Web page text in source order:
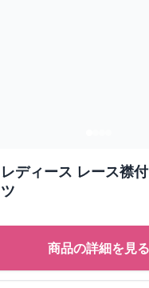
ディース レース襟
商品の詳細を見る